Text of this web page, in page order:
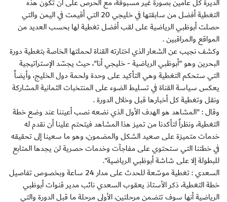
التغطية أفضل من سابقتها في خليجي 20 التي أقيمت في اليمن والتي
حصلت أبوظبي الرياضية على لقب أفضل تغطية لها بحسب العديد من
المواقع والمراقبين .
وكشف نجيب عن الشعار الذي اختارته القناة لحملتها الخاصة بتغطية دورة
البحرين وهو "أبوظبي الرياضية - خليجي أنا"، حيث يجسّد الإستراتيجية
التي ستحكم التغطية وهي التأكيد على وحدة ولحمة دول الخليج، وأيضاً
يعكس سياسة القناة في تسليط الضوء على المنتخبات الثمانية المشاركة
ونقل وتغطية كل أخبارها قبل وخلال الدورة .
وقال : "المشاهد هو الهدف الأول الذي نضعه نصب أعيننا عند وضع خطة
التغطية، ونظراً لتأكدنا من تميز هذا المشاهد فيتحتم علينا أن نقدم له
خدمات متميزة على صعيد الشكل والمضمون، وهو ما سعينا إلى تحقيقه
في خطتنا التي ستحتوي على مفاجآت وخدمات حصرية لن يجدها المتابع
للبطولة إلا على شاشة أبوظبي الرياضية".
السعدي : تغطية موسّعة للحدث على مدار 24 ساعة وبخصوص تفاصيل
خطة التغطية، ذكر الأستاذ يعقوب السعدي نائب مدير قنوات أبوظبي
الرياضية أنها سوف تتضمن مرحلتين، الأولى مرحلة ما قبل الدورة والتي